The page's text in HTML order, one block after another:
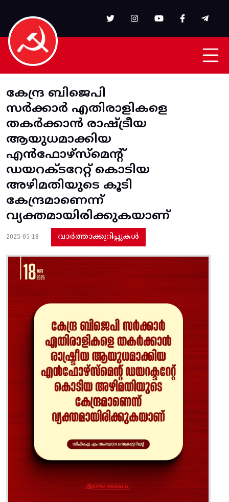
കേന്ദ്ര ബിജെപി
സര്‍ക്കാര്‍ എതിരാളികളെ
തകര്‍ക്കാന്‍ രാഷ്ട്രീയ
ആയുധമാക്കിയ
എന്‍ഫോഴ്‌സ്‌മെന്റ്‌
ഡയറക്ടറേറ്റ്‌ കൊടിയ
അഴിമതിയുടെ കൂടി
കേന്ദ്രമാണെന്ന്‌
വ്യക്തമായിരിക്കുകയാണ്
2025-05-18 വാർത്താക്കുറിപ്പുകൾ